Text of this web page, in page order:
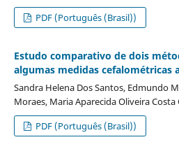
PDF (Português (Brasil))
Estudo comparativo de dois
algumas medidas cefalométricas
Sandra Helena Dos Santos, Edmundo
Moraes, Maria Aparecida Oliveira Costa
PDF (Português (Brasil))